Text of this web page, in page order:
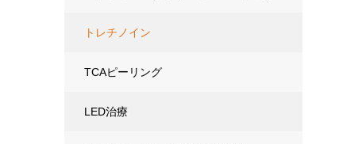
トレチノイン
TCAピーリング
LED治療